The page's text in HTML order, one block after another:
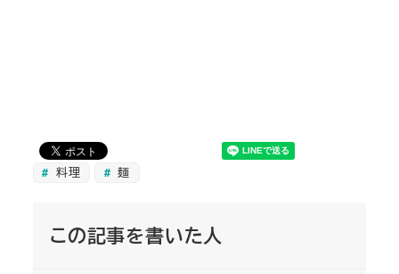
料理 麺
この記事を書いた人